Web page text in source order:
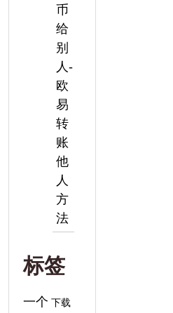
币
给
别
人-
欧
易
转
账
他
人
方
法
标签
一个 下载